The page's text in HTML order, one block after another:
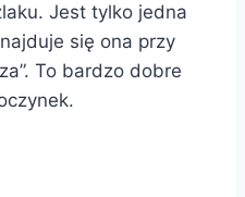
Jest tylko jedna
się ona przy
To bardzo dobre